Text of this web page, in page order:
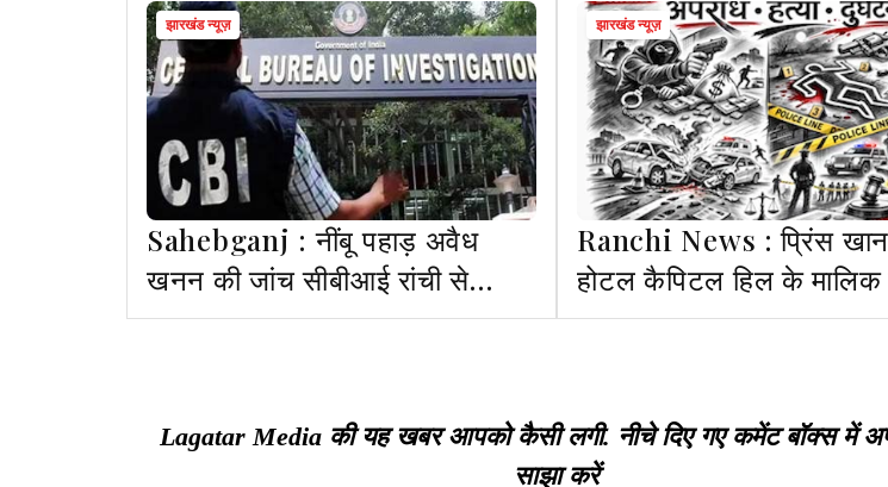
झारखंड न्यूज़
Sahebganj : नींबू पहाड़ अवैध
खनन की जांच सीबीआई रांची से
दिल्ली ट्रांसफर
झारखंड न्यूज़
Ranchi News : प्रिंस
होटल कैपिटल हिल के मालिक
एक करोड़ की रंगदारी
Lagatar Media की यह खबर आपको कैसी लगी. नीचे दिए गए कमेंट बॉक्स में
साझा करें